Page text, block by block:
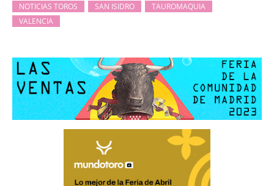
NOTICIAS TOROS
SAN ISIDRO
TAUROMAQUIA
VALENCIA